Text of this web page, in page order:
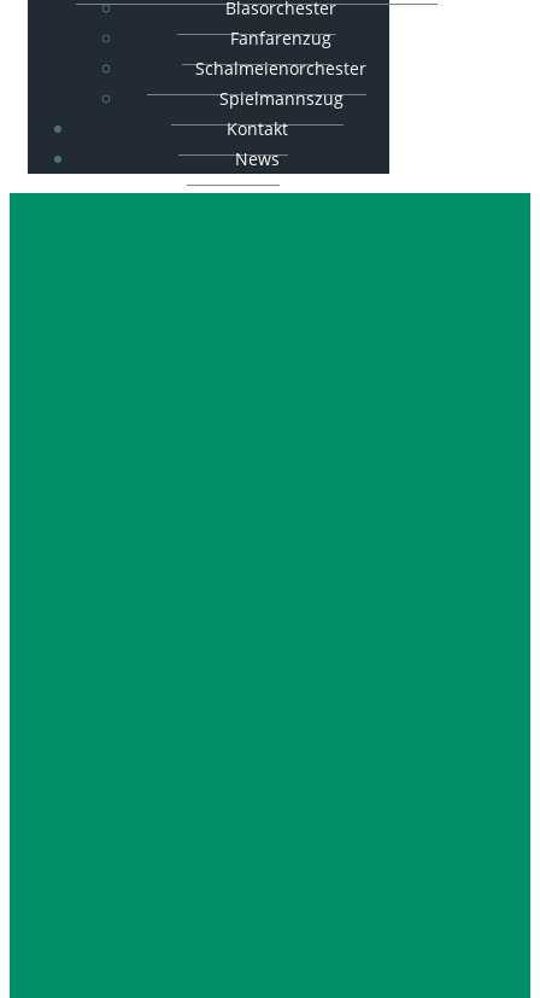
Blasorchester
Fanfarenzug
Schalmeienorchester
Spielmannszug
Kontakt
News